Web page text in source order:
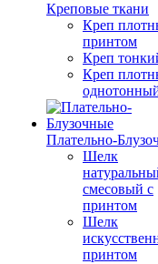
Креповые ткани
Креп
принтом
Креп
Креп
Плательно-
Шелк
смесовый с
принтом
Шелк
принтом